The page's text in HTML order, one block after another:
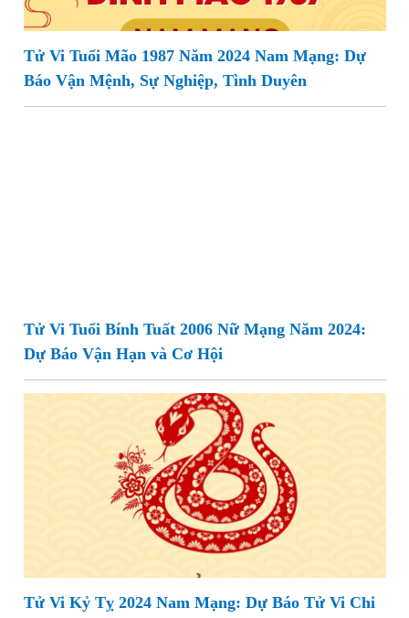
Tử Vi Tuổi Mão 1987 Năm 2024 Nam Mạng: Dự
Báo Vận Mệnh, Sự Nghiệp, Tình Duyên
Tử Vi Tuổi Bính Tuất 2006 Nữ Mạng Năm 2024:
Dự Báo Vận Hạn và Cơ Hội
Tử Vi Kỷ Tỵ 2024 Nam Mạng: Dự Báo Tử Vi Chi